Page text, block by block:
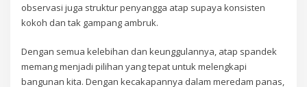
observasi juga struktur penyangga atap supaya konsisten
kokoh dan tak gampang ambruk.
Dengan semua kelebihan dan keunggulannya, atap spandek
memang menjadi pilihan yang tepat untuk melengkapi
bangunan kita. Dengan kecakapannya dalam meredam panas,